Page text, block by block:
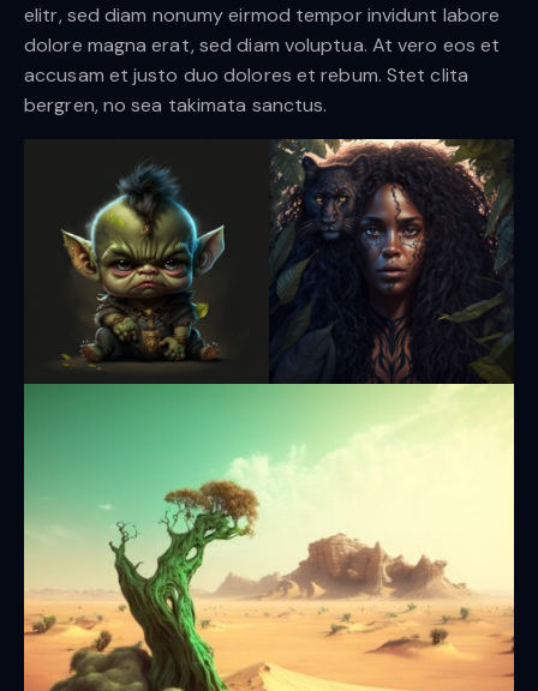
elitr, sed diam nonumy eirmod tempor invidunt labore
dolore magna erat, sed diam voluptua. At vero eos et
accusam et justo duo dolores et rebum. Stet clita
bergren, no sea takimata sanctus.